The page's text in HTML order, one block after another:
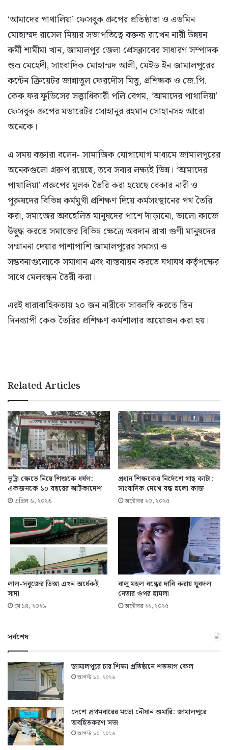
‘আমাদের পাথালিয়া’ ফেসবুক গ্রুপের প্রতিষ্ঠাতা ও এডমিন
মোহাম্মদ রাসেল মিয়ার সভাপতিত্বে বক্তব্য রাখেন নারী উন্নয়ন
কর্মী শামীমা খান, জামালপুর জেলা প্রেসক্লাবের সাধারণ সম্পাদক
শুভ্র মেহেদী, সাংবাদিক মোহাম্মদ আলী, মেইড ইন জামালপুরের
কন্টেন ক্রিয়েটর জান্নাতুল ফেরদৌস মিতু, প্রশিক্ষক ও জে.পি.
কেক ফর ফুডিসের সত্ত্বাধিকারী পলি বেগম, ‘আমাদের পাথালিয়া’
ফেসবুক গ্রুপের মডারেটর সোহানুর রহমান সোহানসহ আরো
অনেকে।
এ সময় বক্তারা বলেন- সামাজিক যোগাযোগ মাধ্যমে জামালপুরের
অনেকগুলো গ্ররুপ রয়েছে, তবে সবার লক্ষ্যই ভিন্ন। ‘আমাদের
পাথালিয়া’ গ্ররুপের মূলক তৈরি করা হয়েছে বেকার নারী ও
পুরুষদের বিভিন্ন কর্মমুখী প্রশিক্ষণ দিয়ে কর্মসংস্থানের পথ তৈরি
করা, সমাজের অবহেলিত মানুষদের পাশে দাঁড়ানো, ভালো কাজে
উদ্বুদ্ধ করতে সমাজের বিভিন্ন ক্ষেত্রে অবদান রাখা গুণী মানুষদের
সম্মাননা দেয়ার পাশাপাশি জামালপুরের সমস্যা ও
সম্ভবনাগুলোকে সমাধান এবং বাস্তবায়ন করতে যথাযথ কর্তৃপক্ষের
সাথে মেলবন্ধন তৈরী করা।
এরই ধারাবাহিকতায় ২০ জন নারীকে সাবলম্বি করতে তিন
দিনব্যাপী কেক তৈরির প্রশিক্ষণ কর্মশালার আয়োজন করা হয়।
Related Articles
ভূট্টা ক্ষেতে নিয়ে শিশুকে ধর্ষণ:
একজনকে ১০ বছরের আটকাদেশ
এপ্রিল ৬, ২০২৬
প্রধান শিক্ষকের নির্দেশে গাছ কাটা:
সাংবাদিক দেখে বন্ধ হলো কাজ
অক্টোবর ২০, ২০২৫
লাল-সবুজের তিস্তা এখন অর্ধেকই
সাদা
মে ১৪, ২০২৬
বালু মহল বন্ধের দাবি করায় যুবদল
নেতার ওপর হামলা
অক্টোবর ২২, ২০২৫
সর্বশেষ
জামালপুরে চার শিক্ষা প্রতিষ্ঠানে শতভাগ ফেল
আগস্ট ১০, ২০২৬
দেশে প্রথমবারের মতো নৌযান শুমারি: জামালপুরে
অবহিতকরণ সভা
আগস্ট ১০, ২০২৬